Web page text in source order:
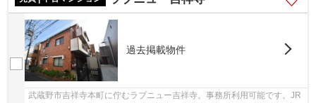
過去掲載物件
武蔵野市吉祥寺本町に佇むラブニュー吉祥寺。事務所利用可能です。JR